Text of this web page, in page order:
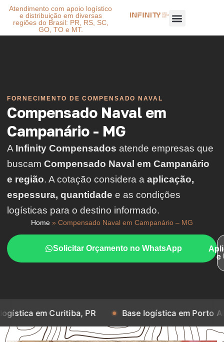
Atendimento com apoio logístico
e distribuição em diversas
regiões do Brasil: PR, RS, SC,
GO, TO e MT.
FORNECIMENTO DE COMPENSADO NAVAL
Compensado Naval em
Campanário - MG
A Infinity Compensados atende empresas que
buscam Compensado Naval em Campanário
e região. A cotação considera a aplicação,
espessura, quantidade e as condições
logísticas para o destino informado.
Home » Compensado Naval em Campanário – MG
Solicitar Orçamento no WhatsApp
e
PR Base logística em Porto Alegre, RS